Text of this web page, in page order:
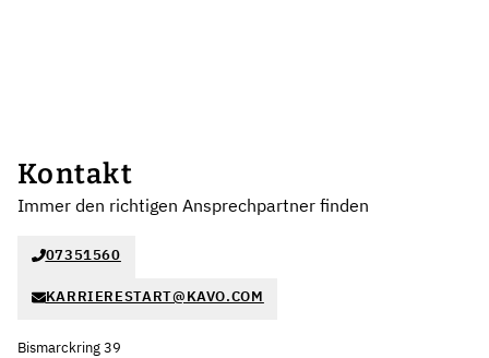
Kontakt
Immer den richtigen Ansprechpartner finden
07351560
KARRIERESTART@KAVO.COM
Bismarckring 39